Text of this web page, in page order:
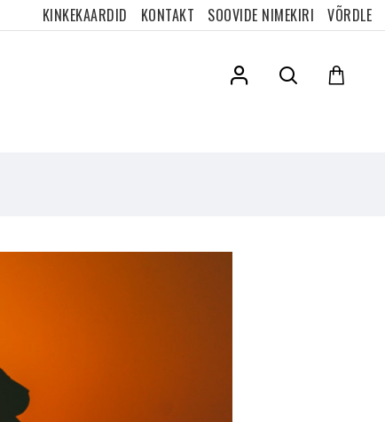
KINKEKAARDID KONTAKT SOOVIDE NIMEKIRI VÕRDLE